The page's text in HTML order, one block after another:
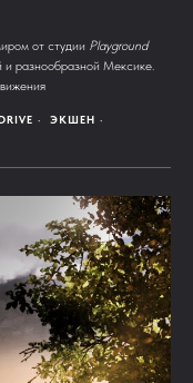
от студии Playground
и разнообразной Мексике.
ЭКШЕН